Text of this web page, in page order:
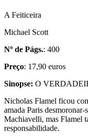
A Feiticeira
Michael Scott
Nº de Págs.: 400
Preço: 17,90 euros
Sinopse: O
Nicholas Flamel ficou
amada Paris
Machiavelli, mas Flamel
responsabilidade.